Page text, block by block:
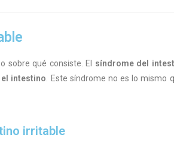
sobre qué consiste. El síndrome del
intestino . Este síndrome no es lo
irritable